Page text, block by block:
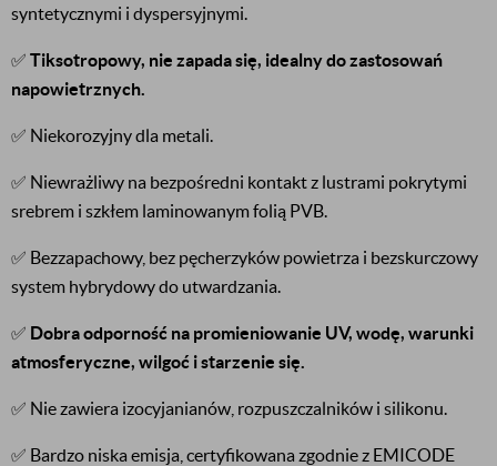
syntetycznymi i dyspersyjnymi.
✅ Tiksotropowy, nie zapada się, idealny do zastosowań
napowietrznych.
✅ Niekorozyjny dla metali.
✅ Niewrażliwy na bezpośredni kontakt z lustrami pokrytymi
srebrem i szkłem laminowanym folią PVB.
✅ Bezzapachowy, bez pęcherzyków powietrza i bezskurczowy
system hybrydowy do utwardzania.
✅ Dobra odporność na promieniowanie UV, wodę, warunki
atmosferyczne, wilgoć i starzenie się.
✅ Nie zawiera izocyjanianów, rozpuszczalników i silikonu.
✅ Bardzo niska emisja, certyfikowana zgodnie z EMICODE